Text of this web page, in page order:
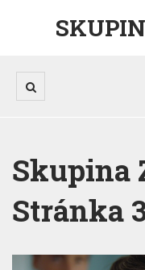
Skupina
Stránka